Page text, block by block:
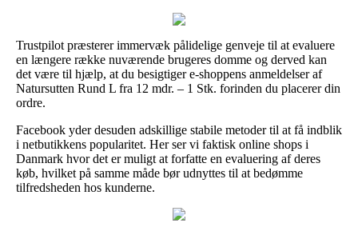
Trustpilot præsterer immervæk pålidelige genveje til at evaluere
en længere række nuværende brugeres domme og derved kan
det være til hjælp, at du besigtiger e-shoppens anmeldelser af
Natursutten Rund L fra 12 mdr. – 1 Stk. forinden du placerer din
ordre.
Facebook yder desuden adskillige stabile metoder til at få indblik
i netbutikkens popularitet. Her ser vi faktisk online shops i
Danmark hvor det er muligt at forfatte en evaluering af deres
køb, hvilket på samme måde bør udnyttes til at bedømme
tilfredsheden hos kunderne.